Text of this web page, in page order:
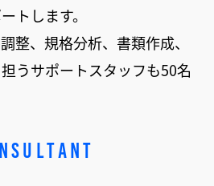
トします。
整、規格分析、書類作成、
うサポートスタッフも50名